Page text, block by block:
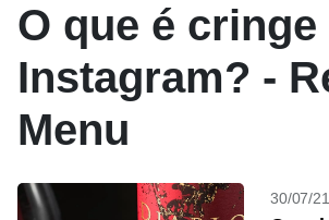
O que é cringe
Instagram? -
Menu
30/07/